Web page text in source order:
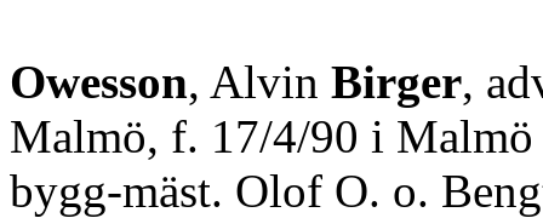
Owesson, Alvin Birger,
Malmö, f. 17/4/90 i Malmö
bygg-mäst. Olof O. o.